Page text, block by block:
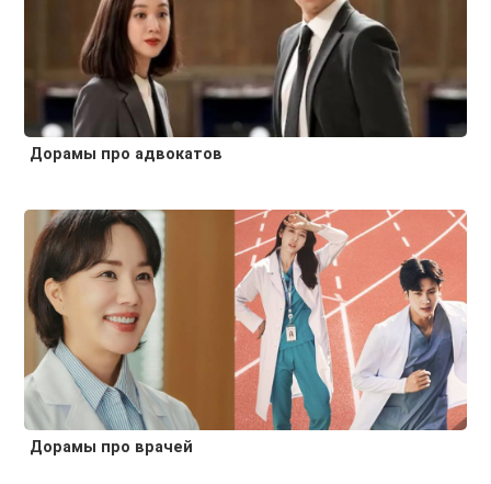
Дорамы про адвокатов
Дорамы про врачей